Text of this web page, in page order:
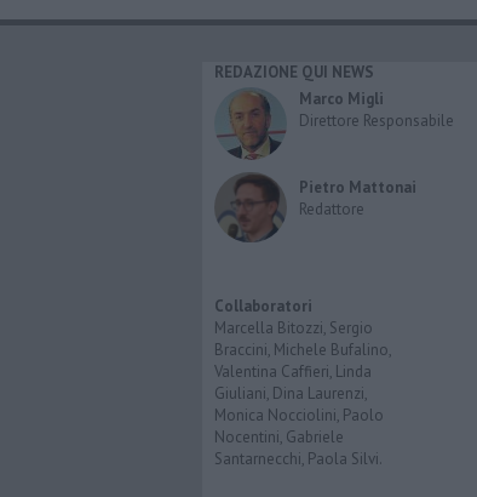
REDAZIONE QUI NEWS
Marco Migli
Direttore Responsabile
Pietro Mattonai
Redattore
Collaboratori
Marcella Bitozzi, Sergio
Braccini, Michele Bufalino,
Valentina Caffieri, Linda
Giuliani, Dina Laurenzi,
Monica Nocciolini, Paolo
Nocentini, Gabriele
Santarnecchi, Paola Silvi.